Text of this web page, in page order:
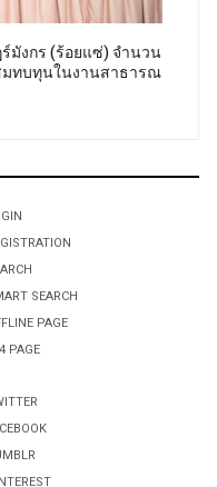
มังกร (ร้อยแซ่) จำนวน
มทบทุนในงานสาธารณ
SEARCH
PAGE
PAGE